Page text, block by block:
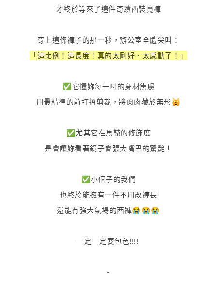
才終於等來了這件奇蹟西裝寬褲
穿上這條褲子的那一秒，辦公室全體尖叫：
「這比例！這長度！真的太剛好、太感動了！」
✅它懂妳每一吋的身材焦慮
用最精準的前打摺剪裁，將肉肉藏於無形🙀
✅尤其它在馬鞍的修飾度
是會讓妳看著鏡子會張大嘴巴的驚艷！
✅小個子的我們
也終於能擁有一件不用改褲長
還能有強大氣場的西褲😭😭😭
一定一定要包色!!!!!
-